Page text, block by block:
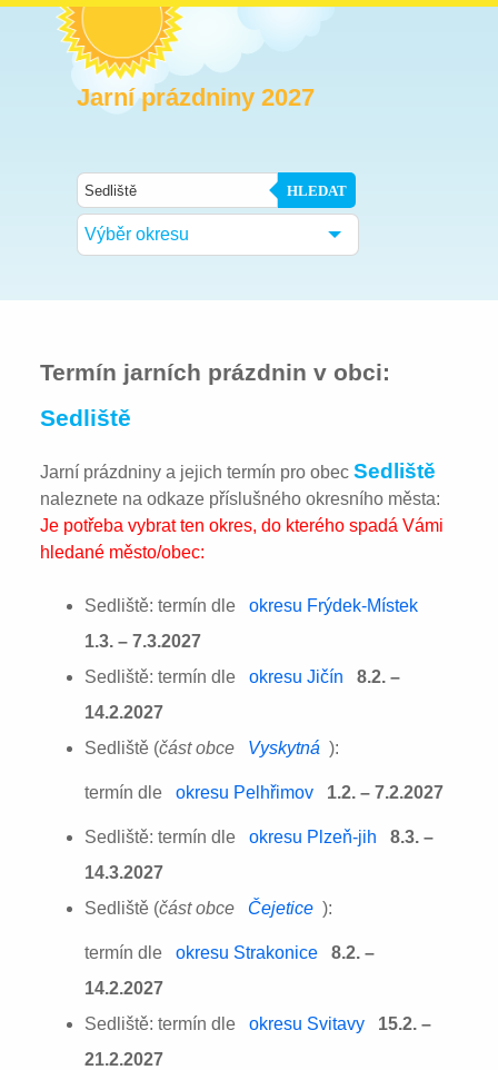
Jarní prázdniny 2027
HLEDAT
Výběr okresu
Termín jarních prázdnin v obci:
Sedliště
Jarní prázdniny a jejich termín pro obecSedliště
naleznete na odkaze příslušného okresního města:
Je potřeba vybrat ten okres, do kterého spadá Vámi
hledané město/obec:
Sedliště: termín dle
okresu Frýdek-Místek
1.3. – 7.3.2027
Sedliště: termín dle
okresu Jičín
8.2. –
14.2.2027
Sedliště (část obce Vyskytná ):
termín dle okresu Pelhřimov 1.2. – 7.2.2027
Sedliště: termín dle okresu Plzeň-jih
8.3. –
14.3.2027
Sedliště (část obce Čejetice ):
termín dle okresu Strakonice
8.2. –
14.2.2027
Sedliště: termín dle
okresu Svitavy
15.2. –
21.2.2027